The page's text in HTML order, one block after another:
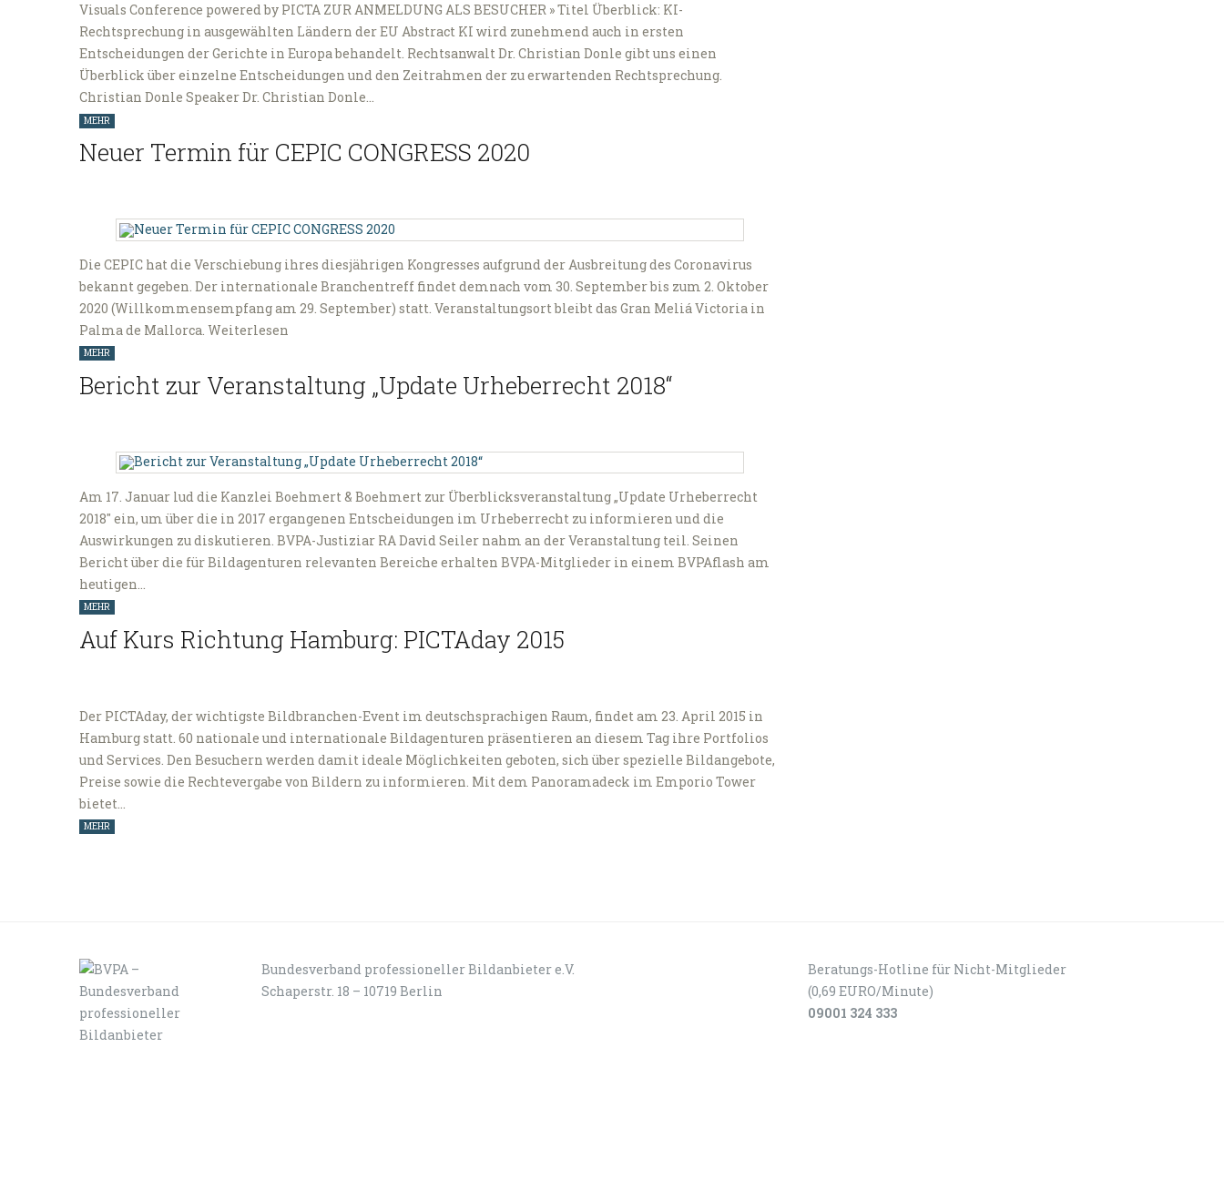
Visuals Conference powered by PICTA ZUR ANMELDUNG ALS BESUCHER » Titel Überblick: KI-
Rechtsprechung in ausgewählten Ländern der EU Abstract KI wird zunehmend auch in ersten
Entscheidungen der Gerichte in Europa behandelt. Rechtsanwalt Dr. Christian Donle gibt uns einen
Überblick über einzelne Entscheidungen und den Zeitrahmen der zu erwartenden Rechtsprechung.
Christian Donle Speaker Dr. Christian Donle…
MEHR
Neuer Termin für CEPIC CONGRESS 2020
Die CEPIC hat die Verschiebung ihres diesjährigen Kongresses aufgrund der Ausbreitung des Coronavirus
bekannt gegeben. Der internationale Branchentreff findet demnach vom 30. September bis zum 2. Oktober
2020 (Willkommensempfang am 29. September) statt. Veranstaltungsort bleibt das Gran Meliá Victoria in
Palma de Mallorca. Weiterlesen
MEHR
Bericht zur Veranstaltung „Update Urheberrecht 2018“
Am 17. Januar lud die Kanzlei Boehmert & Boehmert zur Überblicksveranstaltung „Update Urheberrecht
2018" ein, um über die in 2017 ergangenen Entscheidungen im Urheberrecht zu informieren und die
Auswirkungen zu diskutieren. BVPA-Justiziar RA David Seiler nahm an der Veranstaltung teil. Seinen
Bericht über die für Bildagenturen relevanten Bereiche erhalten BVPA-Mitglieder in einem BVPAflash am
heutigen…
MEHR
Auf Kurs Richtung Hamburg: PICTAday 2015
Der PICTAday, der wichtigste Bildbranchen-Event im deutschsprachigen Raum, findet am 23. April 2015 in
Hamburg statt. 60 nationale und internationale Bildagenturen präsentieren an diesem Tag ihre Portfolios
und Services. Den Besuchern werden damit ideale Möglichkeiten geboten, sich über spezielle Bildangebote,
Preise sowie die Rechtevergabe von Bildern zu informieren. Mit dem Panoramadeck im Emporio Tower
bietet…
MEHR
Bundesverband professioneller Bildanbieter e.V.
Schaperstr. 18 – 10719 Berlin
Beratungs-Hotline für Nicht-Mitglieder
(0,69 EURO/Minute)
09001 324 333